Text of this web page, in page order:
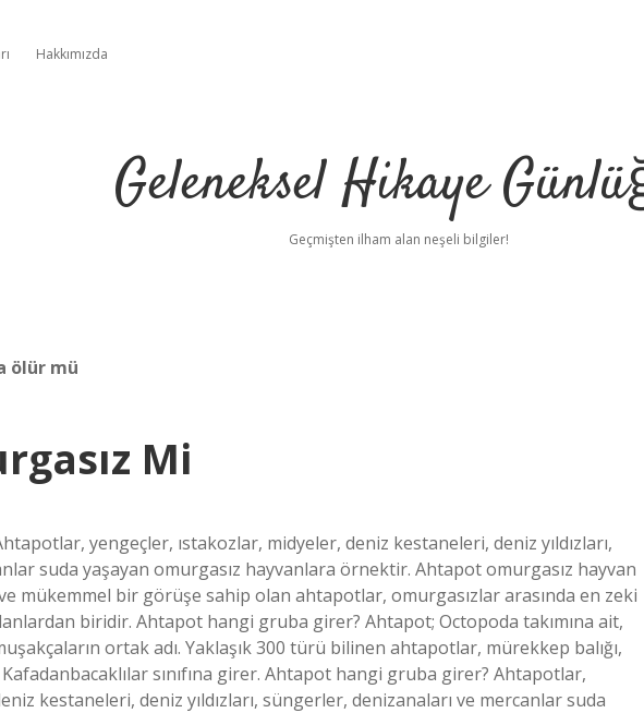
Hakkımızda
Geleneksel Hikaye
Geçmişten ilham alan neşeli bilgiler!
ölür mü
Mi
yengeçler, ıstakozlar, midyeler, deniz kestaneleri, deniz yıldızları,
suda yaşayan omurgasız hayvanlara örnektir. Ahtapot omurgasız hayvan
mükemmel bir görüşe sahip olan ahtapotlar, omurgasızlar arasında en zeki
biridir. Ahtapot hangi gruba girer? Ahtapot; Octopoda takımına ait,
ortak adı. Yaklaşık 300 türü bilinen ahtapotlar, mürekkep balığı,
sınıfına girer. Ahtapot hangi gruba girer? Ahtapotlar,
kestaneleri, deniz yıldızları, süngerler, denizanaları ve mercanlar suda